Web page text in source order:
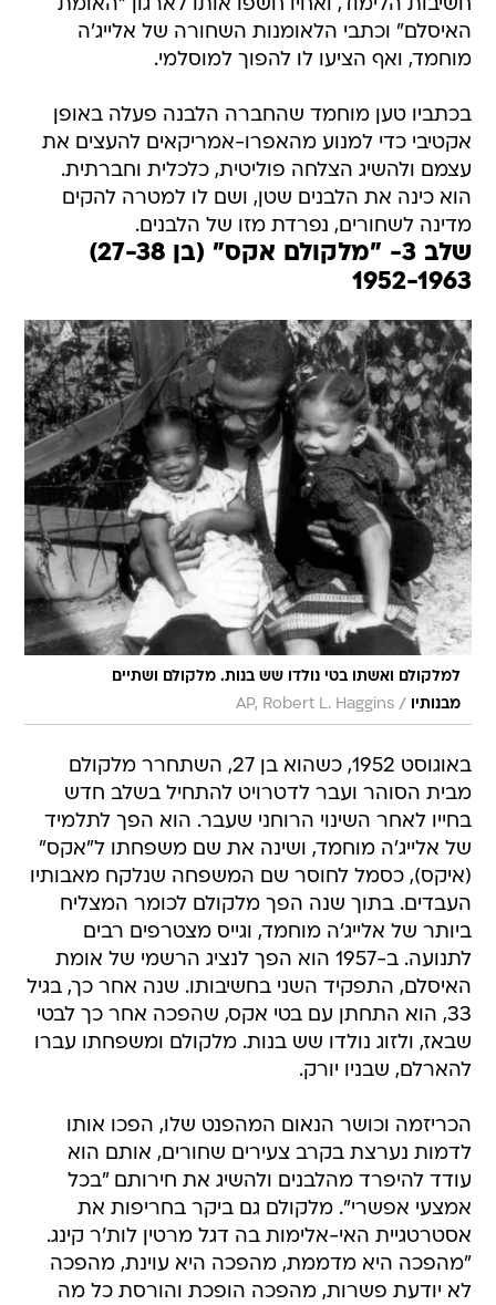
חשיבות הלימוד, ואחיו חשפו אותו לארגון "האומת
האיסלם" וכתבי הלאומנות השחורה של אלייג'ה
מוחמד, ואף הציעו לו להפוך למוסלמי.
בכתביו טען מוחמד שהחברה הלבנה פעלה באופן
אקטיבי כדי למנוע מהאפרו-אמריקאים להעצים את
עצמם ולהשיג הצלחה פוליטית, כלכלית וחברתית.
הוא כינה את הלבנים שטן, ושם לו למטרה להקים
מדינה לשחורים, נפרדת מזו של הלבנים.
שלב 3- "מלקולם אקס" (בן 27-38)
1952-1963
למלקולם ואשתו בטי נולדו שש בנות. מלקולם ושתיים
מבנותיו
/
AP, Robert L. Haggins
באוגוסט 1952, כשהוא בן 27, השתחרר מלקולם
מבית הסוהר ועבר לדטרויט להתחיל בשלב חדש
בחייו לאחר השינוי הרוחני שעבר. הוא הפך לתלמיד
של אלייג'ה מוחמד, ושינה את שם משפחתו ל"אקס"
(איקס), כסמל לחוסר שם המשפחה שנלקח מאבותיו
העבדים. בתוך שנה הפך מלקולם לכומר המצליח
ביותר של אלייג'ה מוחמד, וגייס מצטרפים רבים
לתנועה. ב-1957 הוא הפך לנציג הרשמי של אומת
האיסלם, התפקיד השני בחשיבותו. שנה אחר כך, בגיל
33, הוא התחתן עם בטי אקס, שהפכה אחר כך לבטי
שבאז, ולזוג נולדו שש בנות. מלקולם ומשפחתו עברו
להארלם, שבניו יורק.
הכריזמה וכושר הנאום המהפנט שלו, הפכו אותו
לדמות נערצת בקרב צעירים שחורים, אותם הוא
עודד להיפרד מהלבנים ולהשיג את חירותם "בכל
אמצעי אפשרי". מלקולם גם ביקר בחריפות את
אסטרטגיית האי-אלימות בה דגל מרטין לות'ר קינג.
"מהפכה היא מדממת, מהפכה היא עוינת, מהפכה
לא יודעת פשרות, מהפכה הופכת והורסת כל מה